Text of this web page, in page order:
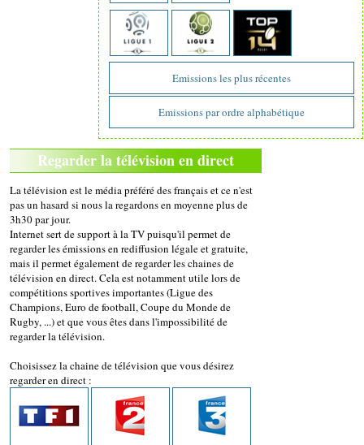
Emissions les plus récentes
Emissions par ordre alphabétique
Regarder la télévision en direct
La télévision est le média préféré des français et ce n'est
pas un hasard si nous la regardons en moyenne plus de
3h30 par jour.
Internet sert de support à la TV puisqu'il permet de
regarder les émissions en rediffusion légale et gratuite,
mais il permet également de regarder les chaines de
télévision en direct. Cela est notamment utile lors de
compétitions sportives importantes (Ligue des
Champions, Euro de football, Coupe du Monde de
Rugby, ...) et que vous êtes dans l'impossibilité de
regarder la télévision.
Choisissez la chaine de télévision que vous désirez
regarder en direct :